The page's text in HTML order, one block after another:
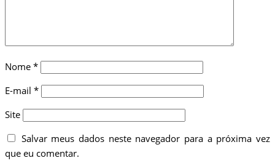
Nome *
E-mail *
Site
Salvar meus dados neste navegador para a próxima vez
que eu comentar.